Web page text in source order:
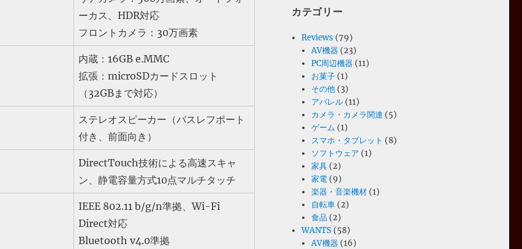
ーカス、HDR対応
フロントカメラ：30万画素
内蔵：16GB e.MMC
拡張：microSDカードスロット
（32GBまで対応）
ステレオスピーカー（バスレフポート
付き、前面向き）
DirectTouch技術による高速スキャ
ン、静電容量方式10点マルチタッチ
IEEE 802.11 b/g/n準拠、Wi-Fi
Direct対応
Bluetooth v4.0準拠
カテゴリー
Reviews (79)
AV機器 (23)
PC周辺機器 (11)
お菓子 (1)
その他 (3)
アパレル (11)
カメラ・カメラ関連 (5)
ゲーム (1)
スマホ・タブレット (8)
ソフトウェア (1)
家具 (2)
家電 (9)
楽器・音楽機材 (1)
自転車 (2)
食品 (2)
WANTS (58)
AV機器 (16)